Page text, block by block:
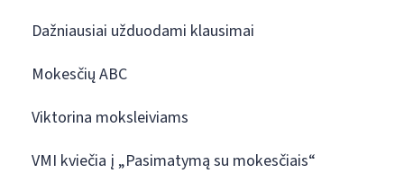
Dažniausiai užduodami klausimai
Mokesčių ABC
Viktorina moksleiviams
VMI kviečia į „Pasimatymą su mokesčiais“